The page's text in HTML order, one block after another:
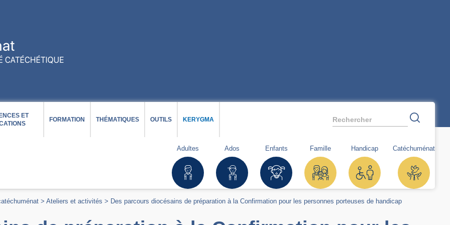
Rechercher
ET
FORMATION THÉMATIQUES OUTILS KERYGMA
Adultes Ados Enfants Famille Handicap Catéchuménat
> Ateliers et activités > Des parcours diocésains de préparation à la Confirmation pour les personnes porteuses de handicap